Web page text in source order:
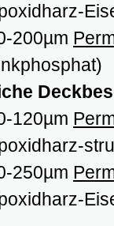
200µm
120µm
250µm